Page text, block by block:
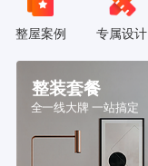
整屋案例 专属设计
整装套餐
全一线大牌 一站搞定